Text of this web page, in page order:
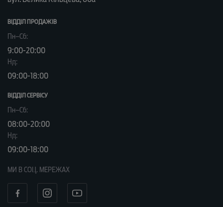
ВІДДІЛ ПРОДАЖІВ
Пн–Сб:
9:00-20:00
Нд:
09:00-18:00
ВІДДІЛ CЕРВІСУ
Пн–Сб:
08:00-20:00
Нд:
09:00-18:00
МИ В СОЦ. МЕРЕЖАХ